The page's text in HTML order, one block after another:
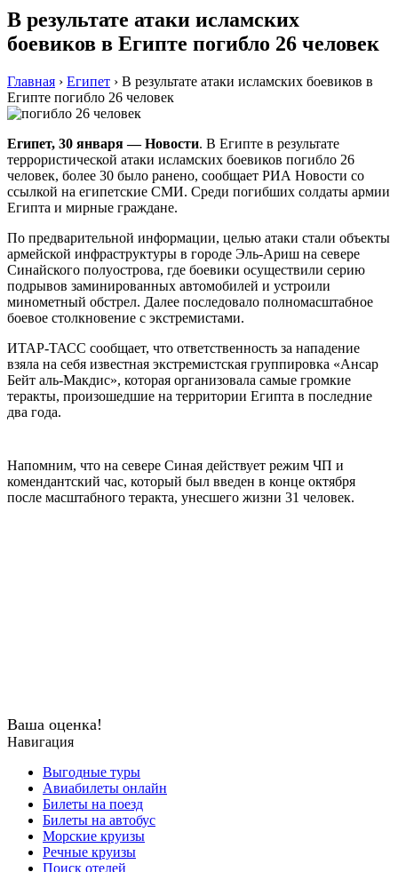
В результате атаки исламских
боевиков в Египте погибло 26 человек
Главная › Египет › В результате атаки исламских боевиков в
Египте погибло 26 человек
Египет, 30 января — Новости. В Египте в результате
террористической атаки исламских боевиков погибло 26
человек, более 30 было ранено, сообщает РИА Новости со
ссылкой на египетские СМИ. Среди погибших солдаты армии
Египта и мирные граждане.
По предварительной информации, целью атаки стали объекты
армейской инфраструктуры в городе Эль-Ариш на севере
Синайского полуострова, где боевики осуществили серию
подрывов заминированных автомобилей и устроили
минометный обстрел. Далее последовало полномасштабное
боевое столкновение с экстремистами.
ИТАР-ТАСС сообщает, что ответственность за нападение
взяла на себя известная экстремистская группировка «Ансар
Бейт аль-Макдис», которая организовала самые громкие
теракты, произошедшие на территории Египта в последние
два года.
Напомним, что на севере Синая действует режим ЧП и
комендантский час, который был введен в конце октября
после масштабного теракта, унесшего жизни 31 человек.
Ваша оценка!
Навигация
Выгодные туры
Авиабилеты онлайн
Билеты на поезд
Билеты на автобус
Морские круизы
Речные круизы
Поиск отелей